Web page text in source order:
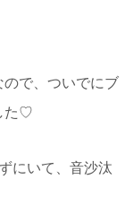
ので、ついでにブ
た♡
にいて、音沙汰